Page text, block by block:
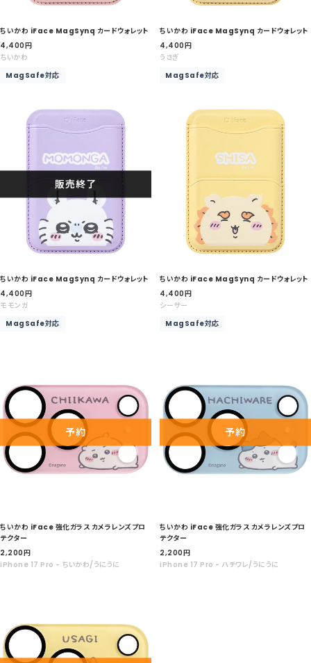
ちいかわ iFace MagSynq カードウォレット
セ
ー
価
4,400円
ちいかわ
MagSafe対応
ちいかわ iFace MagSynq カードウォレット
セ
ー
価
4,400円
うさぎ
MagSafe対応
販売終了
ちいかわ iFace MagSynq カードウォレット
セ
ー
価
4,400円
モモンガ
MagSafe対応
ちいかわ iFace MagSynq カードウォレット
セ
ー
価
4,400円
シーサー
MagSafe対応
予約
ちいかわ iFace 強化ガラス カメラレンズプロ
テクター
セ
ー
2,200円
iPhone 17 Pro - ちいかわ/うにうに
予約
ちいかわ iFace 強化ガラス カメラレンズプロ
テクター
セ
ー
2,200円
iPhone 17 Pro - ハチワレ/うにうに